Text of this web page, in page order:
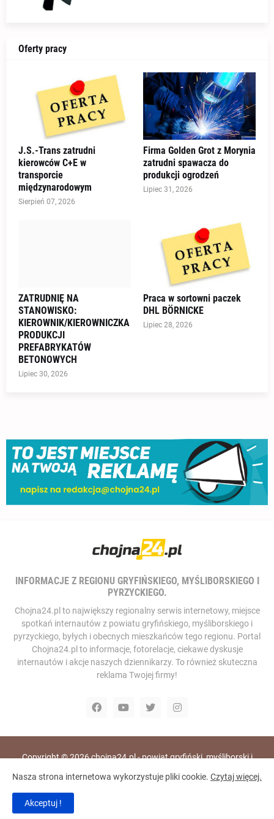
Oferty pracy
J.S.-Trans zatrudni
kierowców C+E w
transporcie
międzynarodowym
Sierpień 07, 2026
Firma Golden Grot z Morynia
zatrudni spawacza do
produkcji ogrodzeń
Lipiec 31, 2026
ZATRUDNIĘ NA
STANOWISKO:
KIEROWNIK/KIEROWNICZKA
PRODUKCJI
PREFABRYKATÓW
BETONOWYCH
Lipiec 30, 2026
Praca w sortowni paczek
DHL BÖRNICKE
Lipiec 28, 2026
INFORMACJE Z REGIONU GRYFIŃSKIEGO, MYŚLIBORSKIEGO I
PYRZYCKIEGO.
Chojna24.pl to największy regionalny serwis internetowy, miejsce
spotkań internautów z powiatu gryfińskiego, myśliborskiego i
pyrzyckiego, byłych i obecnych mieszkańców tego regionu. Portal
Chojna24.pl to informacje, fotorelacje, ciekawe dyskusje
internautów i akcje naszych dziennikarzy. To również skuteczna
reklama Twojej firmy!
Copyright ©2026chojna24.pl - powiat gryfiński, myśliborski i
Nasza strona internetowa wykorzystuje pliki cookie. Czytaj więcej.
Akceptuj !